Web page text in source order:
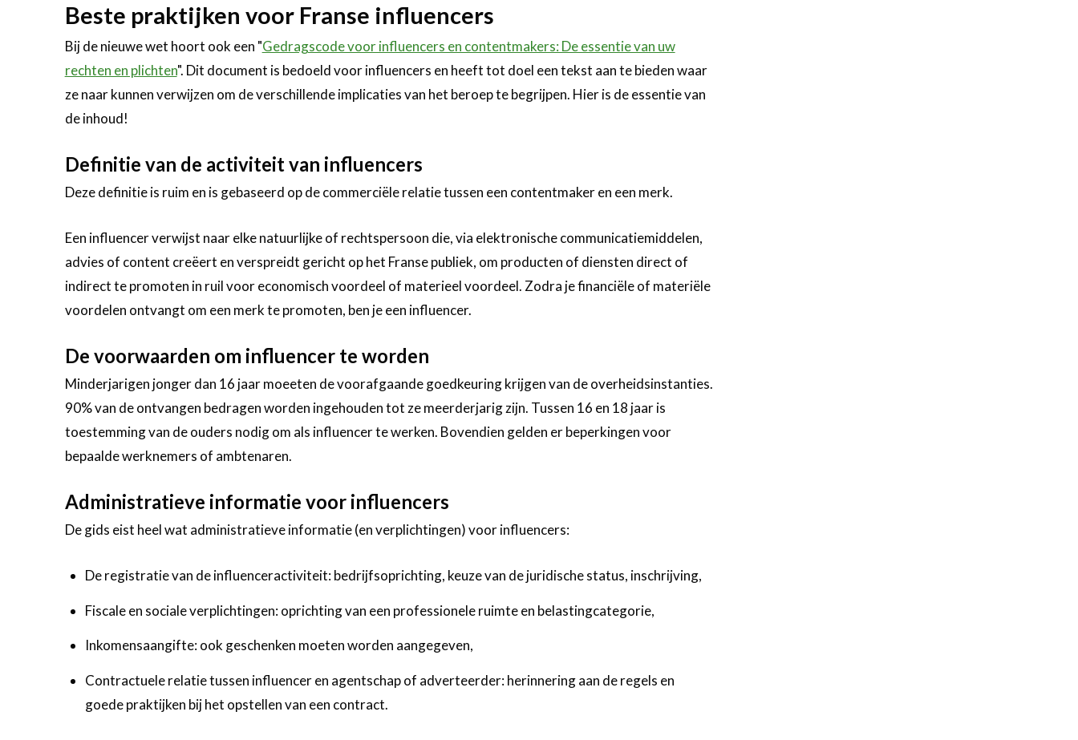
Beste praktijken voor Franse influencers
Bij de nieuwe wet hoort ook een "Gedragscode voor influencers en contentmakers: De essentie van uw
rechten en plichten". Dit document is bedoeld voor influencers en heeft tot doel een tekst aan te bieden waar
ze naar kunnen verwijzen om de verschillende implicaties van het beroep te begrijpen. Hier is de essentie van
de inhoud!
Definitie van de activiteit van influencers
Deze definitie is ruim en is gebaseerd op de commerciële relatie tussen een contentmaker en een merk.
Een influencer verwijst naar elke natuurlijke of rechtspersoon die, via elektronische communicatiemiddelen,
advies of content creëert en verspreidt gericht op het Franse publiek, om producten of diensten direct of
indirect te promoten in ruil voor economisch voordeel of materieel voordeel. Zodra je financiële of materiële
voordelen ontvangt om een merk te promoten, ben je een influencer.
De voorwaarden om influencer te worden
Minderjarigen jonger dan 16 jaar moeeten de voorafgaande goedkeuring krijgen van de overheidsinstanties.
90% van de ontvangen bedragen worden ingehouden tot ze meerderjarig zijn. Tussen 16 en 18 jaar is
toestemming van de ouders nodig om als influencer te werken. Bovendien gelden er beperkingen voor
bepaalde werknemers of ambtenaren.
Administratieve informatie voor influencers
De gids eist heel wat administratieve informatie (en verplichtingen) voor influencers:
De registratie van de influenceractiviteit: bedrijfsoprichting, keuze van de juridische status, inschrijving,
Fiscale en sociale verplichtingen: oprichting van een professionele ruimte en belastingcategorie,
Inkomensaangifte: ook geschenken moeten worden aangegeven,
Contractuele relatie tussen influencer en agentschap of adverteerder: herinnering aan de regels en
goede praktijken bij het opstellen van een contract.